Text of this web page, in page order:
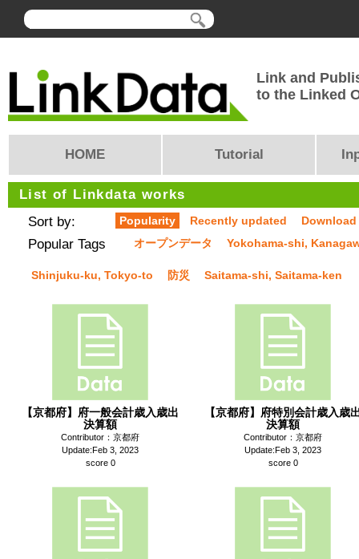
Link and
to the Linked
HOME Tutorial
List of Linkdata works
Sort by:
Popularity Recently updated
Popular Tags オープンデータ Yokohama-shi,
Shinjuku-ku, Tokyo-to 防災 Saitama-shi, Saitama-ken
【京都府】府一般会計歳入歳出
決算額
Contributor：京都府
Update:Feb 3, 2023
score 0
【京都府】府特別会計歳入歳
決算額
Contributor：京都府
Update:Feb 3, 2023
score 0